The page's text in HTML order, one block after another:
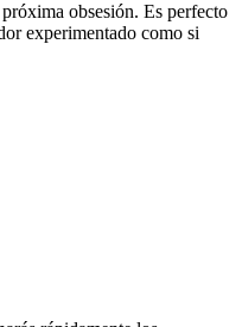
obsesión. Es perfecto
experimentado como si